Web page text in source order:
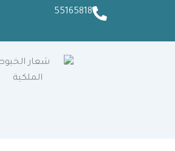
55165818